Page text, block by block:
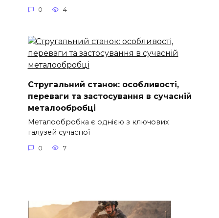
0 4
Стругальний станок: особливості,
переваги та застосування в сучасній
металообробці
Металообробка є однією з ключових
галузей сучасної
0 7